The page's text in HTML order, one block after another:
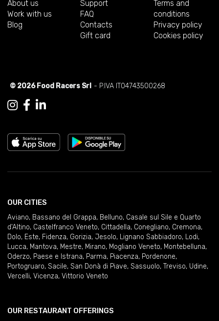
About us
Work with us
Blog
Support
FAQ
Contacts
Gift card
Terms and
conditions
Privacy policy
Cookies policy
© 2026 Food Racers Srl - P.IVA IT04743500268
OUR CITIES
Aviano, Bassano del Grappa, Belluno, Casale sul Sile e Quarto
d'Altino, Castelfranco Veneto, Cittadella, Conegliano, Cremona,
Dolo, Este, Fidenza, Gorizia, Jesolo, Lignano Sabbiadoro, Lodi,
Lucca, Mantova, Mestre, Mirano, Mogliano Veneto, Montebelluna,
Oderzo, Paese e Istrana, Parma, Piacenza, Pordenone,
Portogruaro, Sacile, San Donà di Piave, Sassuolo, Treviso, Udine,
Vercelli, Vicenza, Vittorio Veneto
OUR RESTAURANT OFFERINGS